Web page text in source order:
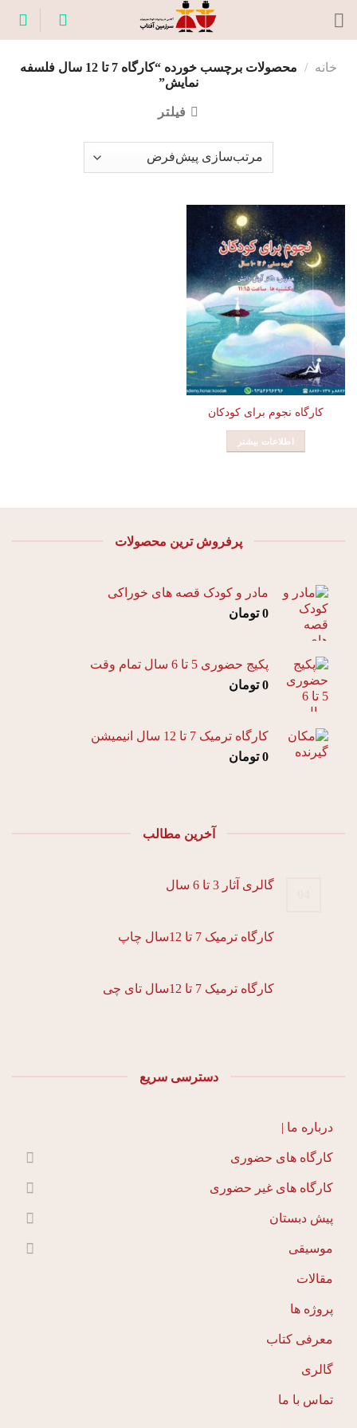
خانه /
محصولات برچسب خورده “کارگاه 7 تا 12 سال فلسفه
نمایش”
فیلتر
کارگاه نجوم برای کودکان
اطلاعات بیشتر
پرفروش ترین محصولات
مادر و کودک قصه های خوراکی
0 تومان
پکیج حضوری 5 تا 6 سال تمام وقت
0 تومان
کارگاه ترمیک 7 تا 12 سال انیمیشن
0 تومان
آخرین مطالب
گالری آثار 3 تا 6 سال
کارگاه ترمیک 7 تا 12سال چاپ
کارگاه ترمیک 7 تا 12سال تای چی
دسترسی سریع
درباره ما |
کارگاه های حضوری
کارگاه های غیر حضوری
پیش دبستان
موسیقی
مقالات
پروژه ها
معرفی کتاب
گالری
تماس با ما